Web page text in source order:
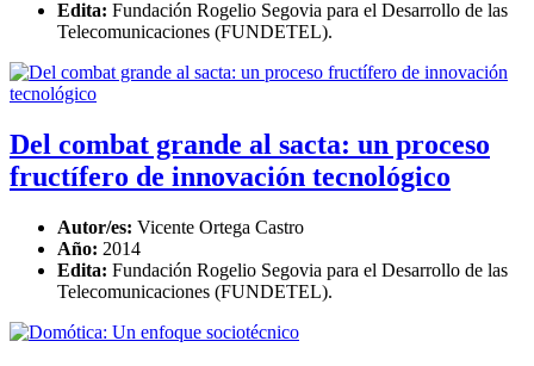
Edita: Fundación Rogelio Segovia para el Desarrollo de las
Telecomunicaciones (FUNDETEL).
Del combat grande al sacta: un proceso
fructífero de innovación tecnológico
Autor/es: Vicente Ortega Castro
Año: 2014
Edita: Fundación Rogelio Segovia para el Desarrollo de las
Telecomunicaciones (FUNDETEL).